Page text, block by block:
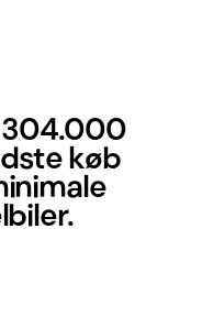
304.000
køb